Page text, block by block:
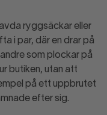
ryggsäckar eller
i par, där en drar på
som plockar på
butiken, utan att
på ett uppbrutet
efter sig.